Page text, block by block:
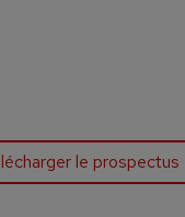
le prospectus